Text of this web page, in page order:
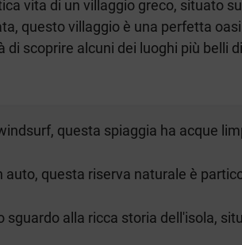
vita di un villaggio greco, situato
questo villaggio è una perfetta
scoprire alcuni dei luoghi più belli
questa spiaggia ha acque
auto, questa riserva naturale è
sguardo alla ricca storia dell'isola,